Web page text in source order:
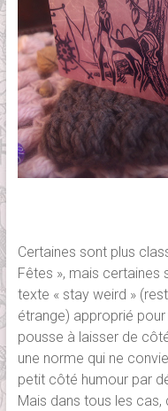
Certaines sont plus
Fêtes », mais certaines
texte « stay weird »
étrange) approprié
pousse à laisser de
une norme qui ne
petit côté humour par
Mais dans tous les